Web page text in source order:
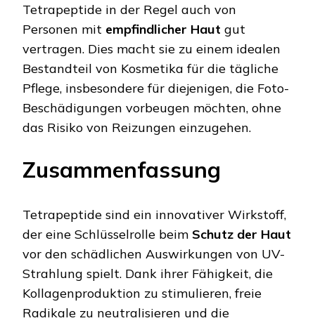
Tetrapeptide in der Regel auch von
Personen mit empfindlicher Haut gut
vertragen. Dies macht sie zu einem idealen
Bestandteil von Kosmetika für die tägliche
Pflege, insbesondere für diejenigen, die Foto-
Beschädigungen vorbeugen möchten, ohne
das Risiko von Reizungen einzugehen.
Zusammenfassung
Tetrapeptide sind ein innovativer Wirkstoff,
der eine Schlüsselrolle beim Schutz der Haut
vor den schädlichen Auswirkungen von UV-
Strahlung spielt. Dank ihrer Fähigkeit, die
Kollagenproduktion zu stimulieren, freie
Radikale zu neutralisieren und die